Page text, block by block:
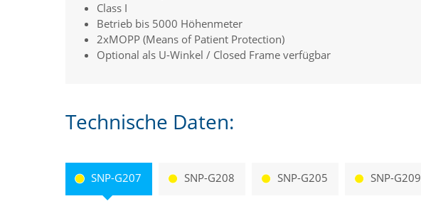
Class I
Betrieb bis 5000 Höhenmeter
2xMOPP (Means of Patient Protection)
Optional als U-Winkel / Closed Frame verfügbar
Technische Daten:
SNP-G207 SNP-G208 SNP-G205 SNP-G209